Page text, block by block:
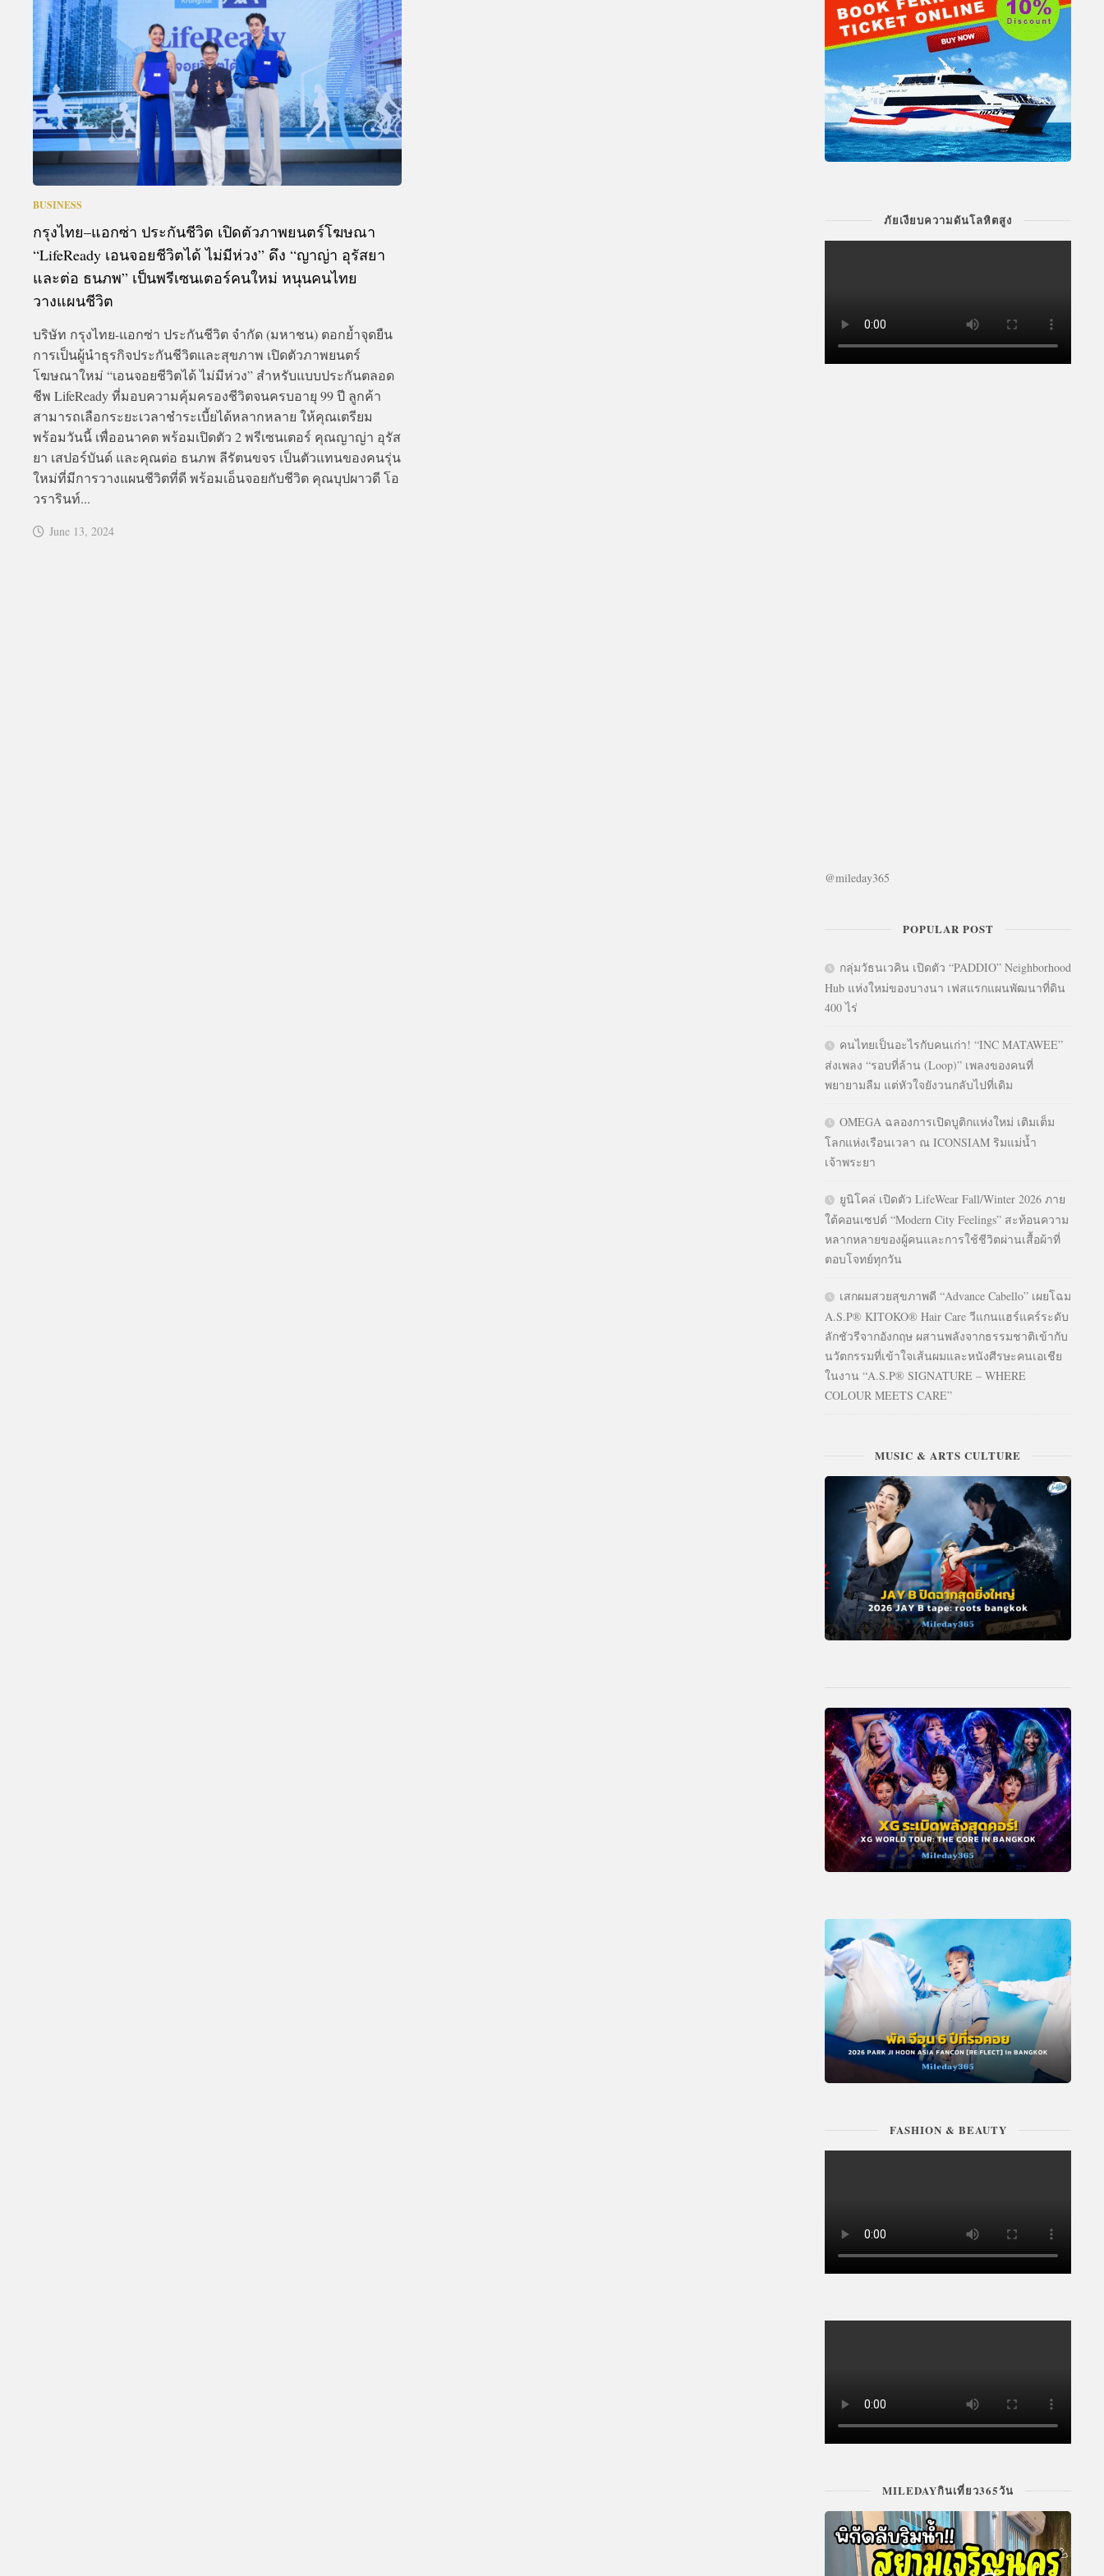
ACTIVITIES
&
EVENT
DEAL
BUSINESS
กรุงไทย–แอกซ่า ประกันชีวิต เปิดตัวภาพยนตร์โฆษณา
“LifeReady เอนจอยชีวิตได้ ไม่มีห่วง” ดึง “ญาญ่า อุรัสยา
และต่อ ธนภพ” เป็นพรีเซนเตอร์คนใหม่ หนุนคนไทย
วางแผนชีวิต
บริษัท กรุงไทย-แอกซ่า ประกันชีวิต จำกัด (มหาชน) ตอกย้ำจุดยืน
การเป็นผู้นำธุรกิจประกันชีวิตและสุขภาพ เปิดตัวภาพยนตร์
โฆษณาใหม่ “เอนจอยชีวิตได้ ไม่มีห่วง” สำหรับแบบประกันตลอด
ชีพ LifeReady ที่มอบความคุ้มครองชีวิตจนครบอายุ 99 ปี ลูกค้า
สามารถเลือกระยะเวลาชำระเบี้ยได้หลากหลาย ให้คุณเตรียม
พร้อมวันนี้ เพื่ออนาคต พร้อมเปิดตัว 2 พรีเซนเตอร์ คุณญาญ่า อุรัส
ยา เสปอร์บันด์ และคุณต่อ ธนภพ ลีรัตนขจร เป็นตัวแทนของคนรุ่น
ใหม่ที่มีการวางแผนชีวิตที่ดี พร้อมเอ็นจอยกับชีวิต คุณบุปผาวดี โอ
วรารินท์...
June 13, 2024
ภัยเงียบความดันโลหิตสูง
@mileday365
POPULAR POST
กลุ่มวัธนเวคิน เปิดตัว “PADDIO” Neighborhood
Hub แห่งใหม่ของบางนา เฟสแรกแผนพัฒนาที่ดิน
400 ไร่
คนไทยเป็นอะไรกับคนเก่า! “INC MATAWEE”
ส่งเพลง “รอบที่ล้าน (Loop)” เพลงของคนที่
พยายามลืม แต่หัวใจยังวนกลับไปที่เดิม
OMEGA ฉลองการเปิดบูติกแห่งใหม่ เติมเต็ม
โลกแห่งเรือนเวลา ณ ICONSIAM ริมแม่น้ำ
เจ้าพระยา
ยูนิโคล่ เปิดตัว LifeWear Fall/Winter 2026 ภาย
ใต้คอนเซปต์ “Modern City Feelings” สะท้อนความ
หลากหลายของผู้คนและการใช้ชีวิตผ่านเสื้อผ้าที่
ตอบโจทย์ทุกวัน
เสกผมสวยสุขภาพดี “Advance Cabello” เผยโฉม
A.S.P® KITOKO® Hair Care วีแกนแฮร์แคร์ระดับ
ลักชัวรีจากอังกฤษ ผสานพลังจากธรรมชาติเข้ากับ
นวัตกรรมที่เข้าใจเส้นผมและหนังศีรษะคนเอเชีย
ในงาน “A.S.P® SIGNATURE – WHERE
COLOUR MEETS CARE”
MUSIC & ARTS CULTURE
FASHION & BEAUTY
MILEDAYกินเที่ยว365วัน